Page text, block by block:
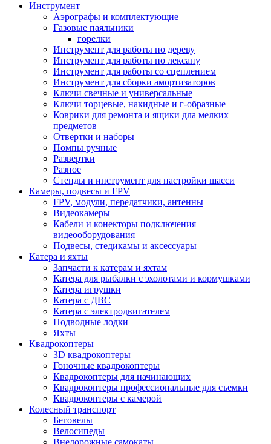
Инструмент
Аэрографы и комплектующие
Газовые паяльники
горелки
Инструмент для работы по дереву
Инструмент для работы по лексану
Инструмент для работы со сцеплением
Инструмент для сборки амортизаторов
Ключи свечные и универсальные
Ключи торцевые, накидные и г-образные
Коврики для ремонта и ящики дла мелких
предметов
Отвертки и наборы
Помпы ручные
Развертки
Разное
Стенды и инструмент для настройки шасси
Камеры, подвесы и FPV
FPV, модули, передатчики, антенны
Видеокамеры
Кабели и конекторы подключения
видеооборудования
Подвесы, стедикамы и аксессуары
Катера и яхты
Запчасти к катерам и яхтам
Катера для рыбалки с эхолотами и кормушками
Катера игрушки
Катера с ДВС
Катера с электродвигателем
Подводные лодки
Яхты
Квадрокоптеры
3D квадрокоптеры
Гоночные квадрокоптеры
Квадрокоптеры для начинающих
Квадрокоптеры профессиональные для съемки
Квадрокоптеры с камерой
Колесный транспорт
Беговелы
Велосипеды
Внедорожные самокаты